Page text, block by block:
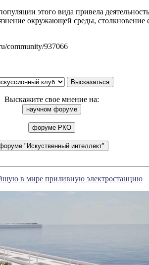
этого вида привела
окружающей среды, столкновение
community/937066
Выскажите свое мнение на:
в мире приливную электростанцию